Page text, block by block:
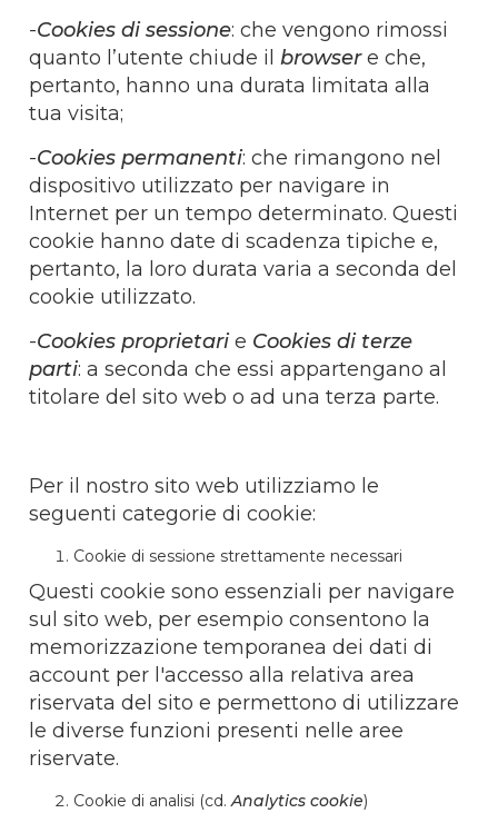
-Cookies di sessione: che vengono rimossi
quanto l’utente chiude ilbrowsere che,
pertanto, hanno una durata limitata alla
tua visita;
-Cookies permanenti: che rimangono nel
dispositivo utilizzato per navigare in
Internet per un tempo determinato. Questi
cookie hanno date di scadenza tipiche e,
pertanto, la loro durata varia a seconda del
cookie utilizzato.
-Cookies proprietari e Cookies di terze
parti: a seconda che essi appartengano al
titolare del sito web o ad una terza parte.
Per il nostro sito web utilizziamo le
seguenti categorie di cookie:
Cookie di sessione strettamente necessari
Questi cookie sono essenziali per navigare
sul sito web, per esempio consentono la
memorizzazione temporanea dei dati di
account per l'accesso alla relativa area
riservata del sito e permettono di utilizzare
le diverse funzioni presenti nelle aree
riservate.
Cookie di analisi (cd.Analytics cookie)